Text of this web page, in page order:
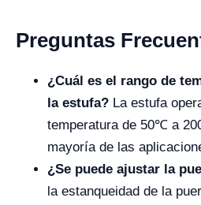
Preguntas
¿Cuál es el rango de
la estufa? La estufa
temperatura de 50℃ a
mayoría de las
¿Se puede ajustar la
la estanqueidad de la